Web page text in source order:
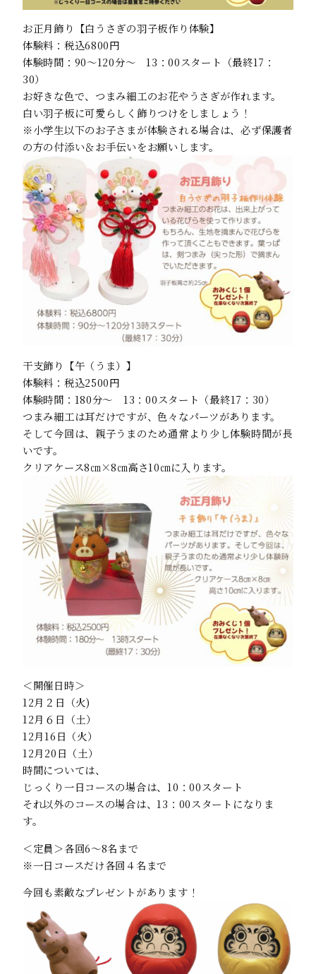
お正月飾り【白うさぎの羽子板作り体験】
体験料：税込6800円
体験時間：90～120分～ 13：00スタート（最終17：
30）
お好きな色で、つまみ細工のお花やうさぎが作れます。
白い羽子板に可愛らしく飾りつけをしましょう！
※小学生以下のお子さまが体験される場合は、必ず保護者
の方の付添い＆お手伝いをお願いします。
干支飾り【午（うま）】
体験料：税込2500円
体験時間：180分～ 13：00スタート（最終17：30）
つまみ細工は耳だけですが、色々なパーツがあります。
そして今回は、親子うまのため通常より少し体験時間が長
いです。
クリアケース8㎝×8㎝高さ10㎝に入ります。
＜開催日時＞
12月２日（火)
12月６日（土）
12月16日（火）
12月20日（土）
時間については、
じっくり一日コースの場合は、10：00スタート
それ以外のコースの場合は、13：00スタートになりま
す。
＜定員＞各回6～8名まで
※一日コースだけ各回４名まで
今回も素敵なプレゼントがあります！